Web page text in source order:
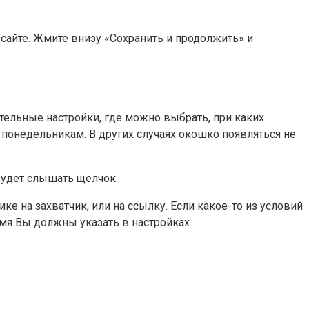
Жмите внизу «Сохранить и продолжить» и
настройки, где можно выбрать, при каких
В других случаях окошко появляться не
слышать щелчок.
на захватчик, или на ссылку. Если какое-то из условий
Вы должны указать в настройках.